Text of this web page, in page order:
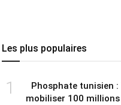
Les plus populaires
1
Phosphate tunisien
mobiliser 100